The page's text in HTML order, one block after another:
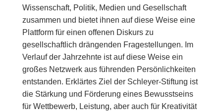
Wissenschaft, Politik, Medien und Gesellschaft
zusammen und bietet ihnen auf diese Weise eine
Plattform für einen offenen Diskurs zu
gesellschaftlich drängenden Fragestellungen. Im
Verlauf der Jahrzehnte ist auf diese Weise ein
großes Netzwerk aus führenden Persönlichkeiten
entstanden. Erklärtes Ziel der Schleyer-Stiftung ist
die Stärkung und Förderung eines Bewusstseins
für Wettbewerb, Leistung, aber auch für Kreativität